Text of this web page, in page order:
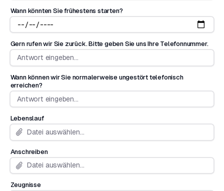
Wann könnten Sie frühestens starten?
Gern rufen wir Sie zurück. Bitte geben Sie uns Ihre Telefonnummer.
Wann können wir Sie normalerweise ungestört telefonisch
erreichen?
Lebenslauf
Datei auswählen...
Anschreiben
Datei auswählen...
Zeugnisse